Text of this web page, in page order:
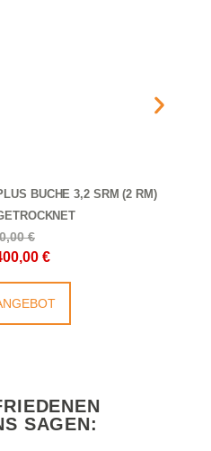
BUCHE 3,2 SRM (2 RM)
€
€
SAGEN: